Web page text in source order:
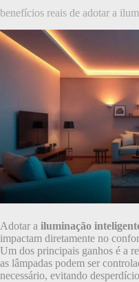
benefícios reais de adotar a
Adotar a iluminação
impactam diretamente no
Um dos principais ganhos é a
as lâmpadas podem ser
necessário, evitando